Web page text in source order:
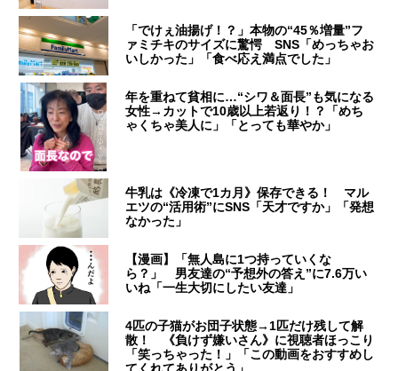
「でけぇ油揚げ！？」本物の“45％増量”フ
ァミチキのサイズに驚愕 SNS「めっちゃお
いしかった」「食べ応え満点でした」
年を重ねて貧相に…“シワ＆面長”も気になる
女性→カットで10歳以上若返り！？「めち
ゃくちゃ美人に」「とっても華やか」
牛乳は《冷凍で1カ月》保存できる！ マル
エツの“活用術”にSNS「天才ですか」「発想
なかった」
【漫画】「無人島に1つ持っていくな
ら？」 男友達の“予想外の答え”に7.6万い
いね「一生大切にしたい友達」
4匹の子猫がお団子状態→1匹だけ残して解
散！ 《負けず嫌いさん》に視聴者ほっこり
「笑っちゃった！」「この動画をおすすめし
てくれてありがとう」